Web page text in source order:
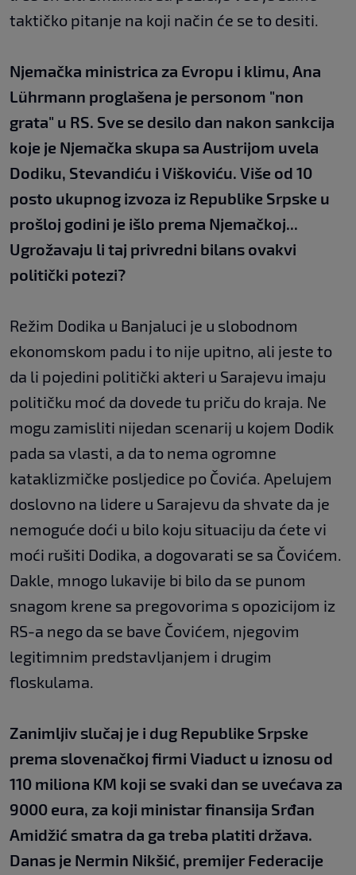
taktičko pitanje na koji način će se to desiti.
Njemačka ministrica za Evropu i klimu, Ana
Lührmann proglašena je personom "non
grata" u RS. Sve se desilo dan nakon sankcija
koje je Njemačka skupa sa Austrijom uvela
Dodiku, Stevandiću i Viškoviću. Više od 10
posto ukupnog izvoza iz Republike Srpske u
prošloj godini je išlo prema Njemačkoj...
Ugrožavaju li taj privredni bilans ovakvi
politički potezi?
Režim Dodika u Banjaluci je u slobodnom
ekonomskom padu i to nije upitno, ali jeste to
da li pojedini politički akteri u Sarajevu imaju
političku moć da dovede tu priču do kraja. Ne
mogu zamisliti nijedan scenarij u kojem Dodik
pada sa vlasti, a da to nema ogromne
kataklizmičke posljedice po Čovića. Apelujem
doslovno na lidere u Sarajevu da shvate da je
nemoguće doći u bilo koju situaciju da ćete vi
moći rušiti Dodika, a dogovarati se sa Čovićem.
Dakle, mnogo lukavije bi bilo da se punom
snagom krene sa pregovorima s opozicijom iz
RS-a nego da se bave Čovićem, njegovim
legitimnim predstavljanjem i drugim
floskulama.
Zanimljiv slučaj je i dug Republike Srpske
prema slovenačkoj firmi Viaduct u iznosu od
110 miliona KM koji se svaki dan se uvećava za
9000 eura, za koji ministar finansija Srđan
Amidžić smatra da ga treba platiti država.
Danas je Nermin Nikšić, premijer Federacije